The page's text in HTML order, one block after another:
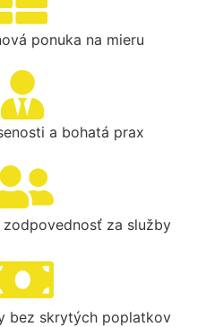
ponuka na mieru
a bohatá prax
za služby
bez skrytých poplatkov